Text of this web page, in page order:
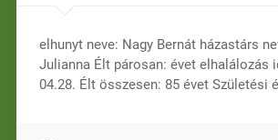
elhunyt neve: Nagy Bernát házastárs
Julianna Élt párosan: évet elhalálozás
04.28. Élt összesen: 85 évet Születési